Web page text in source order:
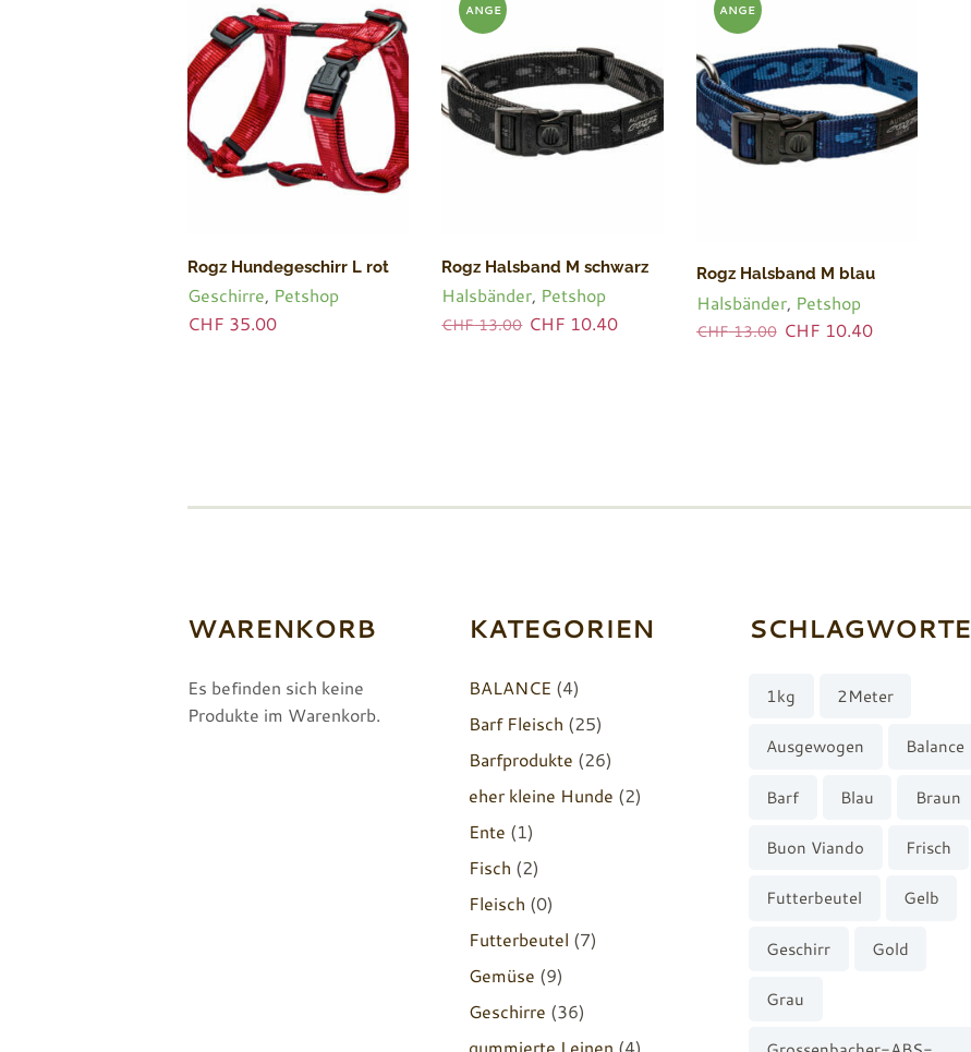
Rogz Hundegeschirr L rot
Geschirre, Petshop
CHF 35.00
ANGE
Rogz Halsband M schwarz
Halsbänder, Petshop
CHF13.00 Ursprünglicher
CHF 10.40Aktueller
ANGE
BOT!
Rogz Halsband M blau
Halsbänder, Petshop
CHF13.00 Ursprünglicher
CHF 10.40Aktueller
WARENKORB
Es befinden sich keine
Produkte im Warenkorb.
KATEGORIEN
BALANCE (4)
Barf Fleisch (25)
Barfprodukte (26)
eher kleine Hunde (2)
Ente (1)
Fisch (2)
Fleisch (0)
Futterbeutel (7)
Gemüse (9)
Geschirre (36)
gummierte Leinen (4)
SCHLAGWORTE
1kg 2Meter
Ausgewogen Balance
Barf Blau Braun
Buon Viando Frisch
Futterbeutel Gelb
Geschirr Gold
Grau